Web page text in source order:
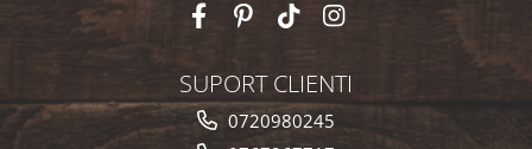
SUPORT CLIENTI
0720980245